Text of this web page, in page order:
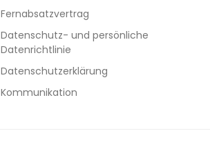
Fernabsatzvertrag
Datenschutz- und persönliche
Datenrichtlinie
Datenschutzerklärung
Kommunikation